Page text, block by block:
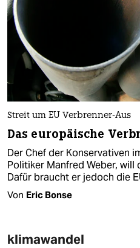
Streit um EU Verbrenner-Aus
Das europäische
Der Chef der Konservativen
Politiker Manfred Weber, will
Dafür braucht er jedoch die
Von Eric Bonse
klimawandel